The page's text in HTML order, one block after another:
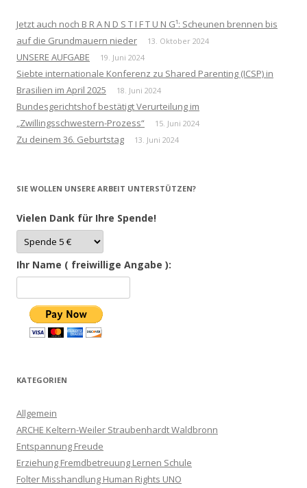
Jetzt auch noch B R A N D S T I F T U N G¹: Scheunen brennen bis
auf die Grundmauern nieder
13. Oktober 2024
UNSERE AUFGABE 19. Juni 2024
Siebte internationale Konferenz zu Shared Parenting (ICSP) in
Brasilien im April 2025
18. Juni 2024
Bundesgerichtshof bestätigt Verurteilung im
„Zwillingsschwestern-Prozess“
15. Juni 2024
Zu deinem 36. Geburtstag 13. Juni 2024
SIE WOLLEN UNSERE ARBEIT UNTERSTÜTZEN?
Vielen Dank für Ihre Spende!
Ihr Name ( freiwillige Angabe ):
KATEGORIEN
Allgemein
ARCHE Keltern-Weiler Straubenhardt Waldbronn
Entspannung Freude
Erziehung Fremdbetreuung Lernen Schule
Folter Misshandlung Human Rights UNO